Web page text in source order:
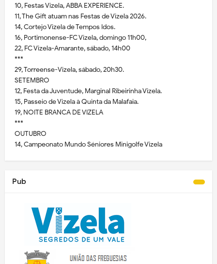
10, Festas Vizela, ABBA EXPERIENCE.
11, The Gift atuam nas Festas de Vizela 2026.
14, Cortejo Vizela de Tempos Idos.
16, Portimonense-FC Vizela, domingo 11h00,
22, FC Vizela-Amarante, sábado, 14h00
***
29, Torreense-Vizela, sábado, 20h30.
SETEMBRO
12, Festa da Juventude, Marginal Ribeirinha Vizela.
15, Passeio de Vizela à Quinta da Malafaia.
19, NOITE BRANCA DE VIZELA
***
OUTUBRO
14, Campeonato Mundo Séniores Minigolfe Vizela
Pub